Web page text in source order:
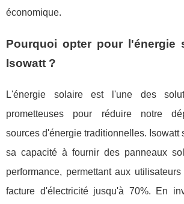
économique.
Pourquoi opter pour l'énergie
Isowatt ?
L'énergie solaire est l'une des
prometteuses pour réduire notre
sources d'énergie traditionnelles. Isowatt
sa capacité à fournir des panneaux
performance, permettant aux
facture d'électricité jusqu'à 70%. En